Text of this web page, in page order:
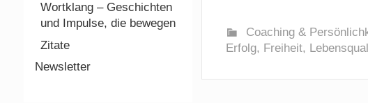
Coaching &
Erfolg, Freiheit,
Wortklang – Geschichten
und Impulse, die bewegen
Zitate
Newsletter